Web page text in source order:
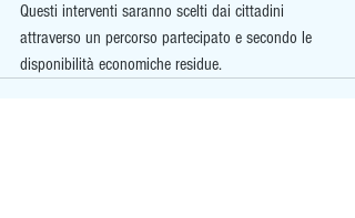
Questi interventi saranno scelti dai cittadini
attraverso un percorso partecipato e secondo le
disponibilità economiche residue.